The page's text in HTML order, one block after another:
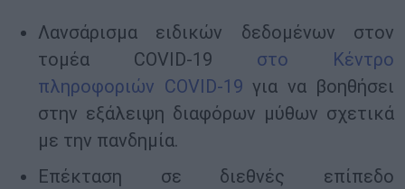
Λανσάρισμα ειδικών δεδομένων στον
τομέα COVID-19 στο Κέντρο
πληροφοριών COVID-19 για να βοηθήσει
στην εξάλειψη διαφόρων μύθων σχετικά
με την πανδημία.
Επέκταση σε διεθνές επίπεδο